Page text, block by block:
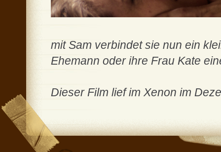
mit Sam verbindet sie nun ein
Ehemann oder ihre Frau Kate
Dieser Film lief im Xenon im